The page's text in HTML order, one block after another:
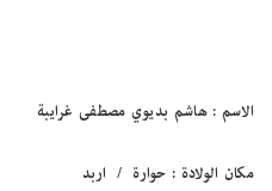
الاسم : هاشم بديوي مصطفى غرايبة
مكان الولادة : حوارة / اربد